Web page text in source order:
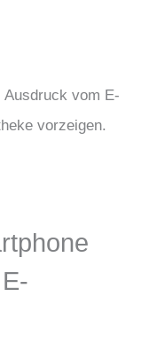
vom E-
vorzeigen.